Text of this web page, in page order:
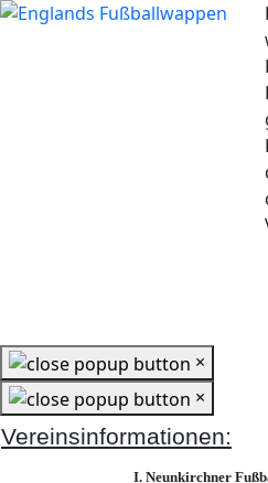
×
×
Vereinsinformationen:
I. Neunkirchner